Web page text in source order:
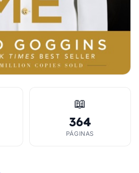
📖
364
PÁGINAS